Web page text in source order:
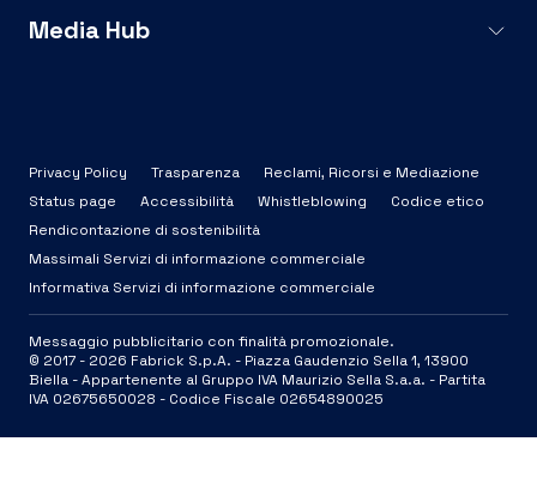
Media Hub
Privacy Policy Trasparenza
Reclami, Ricorsi e Mediazione
Status page
Accessibilità Whistleblowing
Codice etico
Rendicontazione di sostenibilità
Massimali Servizi di informazione commerciale
Informativa Servizi di informazione commerciale
Messaggio pubblicitario con finalità promozionale.
© 2017 - 2026 Fabrick S.p.A. - Piazza Gaudenzio Sella 1, 13900
Biella - Appartenente al Gruppo IVA Maurizio Sella S.a.a. - Partita
IVA 02675650028 - Codice Fiscale 02654890025